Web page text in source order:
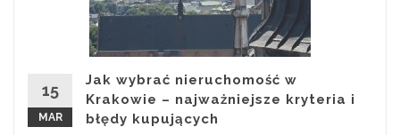
15
MAR
Jak wybrać nieruchomość w
Krakowie – najważniejsze kryteria i
błędy kupujących